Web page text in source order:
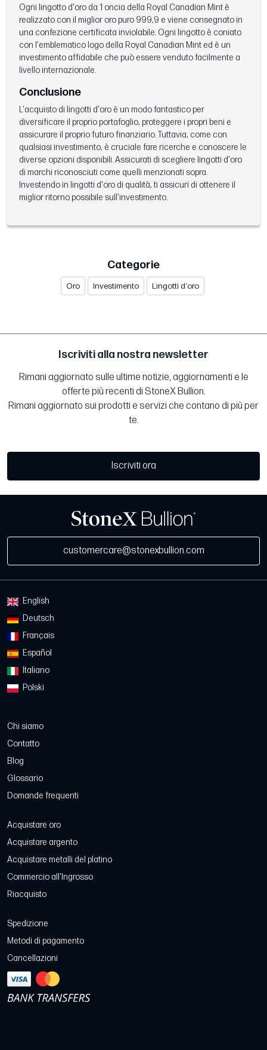
Ogni lingotto d'oro da 1 oncia della Royal Canadian Mint è
realizzato con il miglior oro puro 999,9 e viene consegnato in
una confezione certificata inviolabile. Ogni lingotto è coniato
con l'emblematico logo della Royal Canadian Mint ed è un
investimento affidabile che può essere venduto facilmente a
livello internazionale.
Conclusione
L'acquisto di lingotti d'oro è un modo fantastico per
diversificare il proprio portafoglio, proteggere i propri beni e
assicurare il proprio futuro finanziario. Tuttavia, come con
qualsiasi investimento, è cruciale fare ricerche e conoscere le
diverse opzioni disponibili. Assicurati di scegliere lingotti d'oro
di marchi riconosciuti come quelli menzionati sopra.
Investendo in lingotti d'oro di qualità, ti assicuri di ottenere il
miglior ritorno possibile sull'investimento.
Categorie
Oro Investimento Lingotti d‘oro
Iscriviti alla nostra newsletter
Rimani aggiornato sulle ultime notizie, aggiornamenti e le
offerte più recenti di StoneX Bullion.
Rimani aggiornato sui prodotti e servizi che contano di più per
te.
Iscriviti ora
customercare@stonexbullion.com
English
Deutsch
Français
Español
Italiano
Polski
Chi siamo
Contatto
Blog
Glossario
Domande frequenti
Acquistare oro
Acquistare argento
Acquistare metalli del platino
Commercio all'Ingrosso
Riacquisto
Spedizione
Metodi di pagamento
Cancellazioni